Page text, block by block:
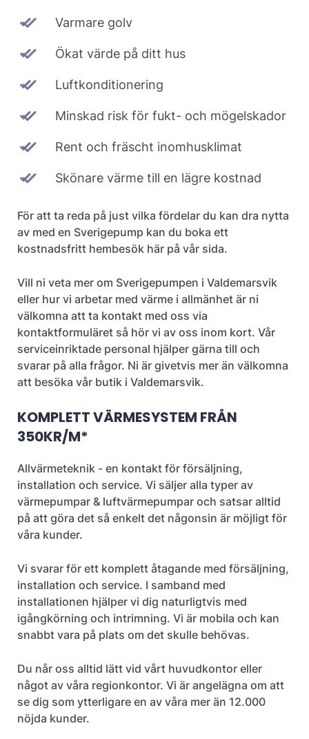
Varmare golv
Ökat värde på ditt hus
Luftkonditionering
Minskad risk för fukt- och mögelskador
Rent och fräscht inomhusklimat
Skönare värme till en lägre kostnad
För att ta reda på just vilka fördelar du kan dra nytta
av med en Sverigepump kan du boka ett
kostnadsfritt hembesök här på vår sida.
Vill ni veta mer om Sverigepumpen i Valdemarsvik
eller hur vi arbetar med värme i allmänhet är ni
välkomna att ta kontakt med oss via
kontaktformuläret så hör vi av oss inom kort. Vår
serviceinriktade personal hjälper gärna till och
svarar på alla frågor. Ni är givetvis mer än välkomna
att besöka vår butik i Valdemarsvik.
KOMPLETT VÄRMESYSTEM FRÅN
350KR/M*
Allvärmeteknik - en kontakt för försäljning,
installation och service. Vi säljer alla typer av
värmepumpar & luftvärmepumpar och satsar alltid
på att göra det så enkelt det någonsin är möjligt för
våra kunder.
Vi svarar för ett komplett åtagande med försäljning,
installation och service. I samband med
installationen hjälper vi dig naturligtvis med
igångkörning och intrimning. Vi är mobila och kan
snabbt vara på plats om det skulle behövas.
Du når oss alltid lätt vid vårt huvudkontor eller
något av våra regionkontor. Vi är angelägna om att
se dig som ytterligare en av våra mer än 12.000
nöjda kunder.